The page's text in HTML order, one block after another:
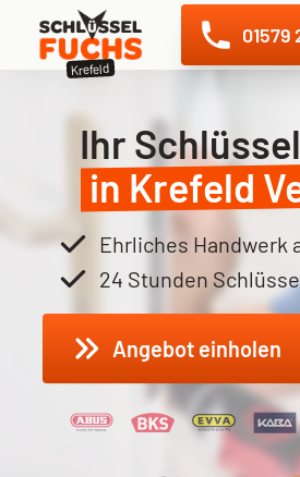
Krefeld
01579
Ihr
in Krefeld
Ehrliches Handwerk
24 Stunden
Angebot einholen